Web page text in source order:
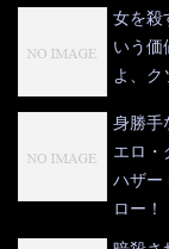
女を殺
いう価
よ、ク
身勝
エロ
ハザー
ロー！